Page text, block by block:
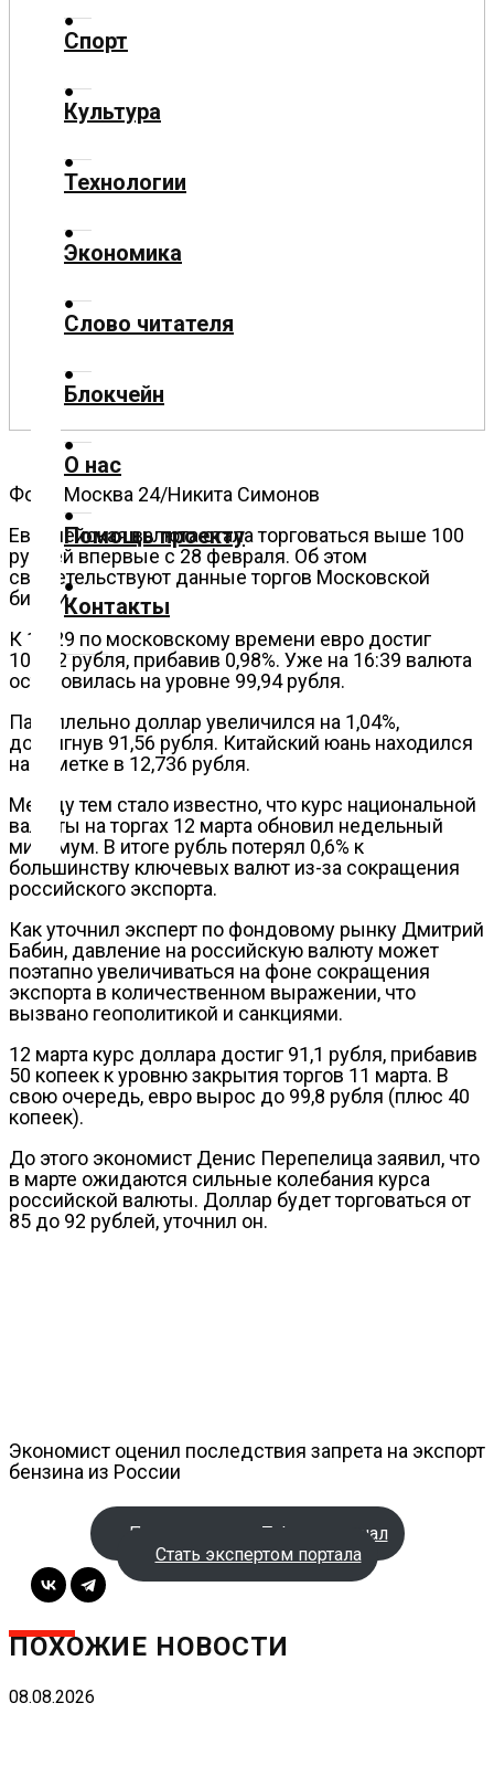
Популярные
новости
Общество
Политика
Экономика
Слово
читателя
Блокчейн
О
нас
проекту
Спорт
Культура
Технологии
Экономика
Слово читателя
Блокчейн
О нас
Помощь проекту
Контакты
Фото: Москва 24/Никита Симонов
Европейская валюта стала торговаться выше 100
рублей впервые с 28 февраля. Об этом
свидетельствуют данные торгов Московской
биржи.
К 16:29 по московскому времени евро достиг
100,02 рубля, прибавив 0,98%. Уже на 16:39 валюта
остановилась на уровне 99,94 рубля.
Параллельно доллар увеличился на 1,04%,
достигнув 91,56 рубля. Китайский юань находился
на отметке в 12,736 рубля.
Между тем стало известно, что курс национальной
валюты на торгах 12 марта обновил недельный
минимум. В итоге рубль потерял 0,6% к
большинству ключевых валют из-за сокращения
российского экспорта.
Как уточнил эксперт по фондовому рынку Дмитрий
Бабин, давление на российскую валюту может
поэтапно увеличиваться на фоне сокращения
экспорта в количественном выражении, что
вызвано геополитикой и санкциями.
12 марта курс доллара достиг 91,1 рубля, прибавив
50 копеек к уровню закрытия торгов 11 марта. В
свою очередь, евро вырос до 99,8 рубля (плюс 40
копеек).
До этого экономист Денис Перепелица заявил, что
в марте ожидаются сильные колебания курса
российской валюты. Доллар будет торговаться от
85 до 92 рублей, уточнил он.
Экономист оценил последствия запрета на экспорт
бензина из России
Подписаться на Telegram-канал
Стать экспертом портала
ПОХОЖИЕ НОВОСТИ
08.08.2026